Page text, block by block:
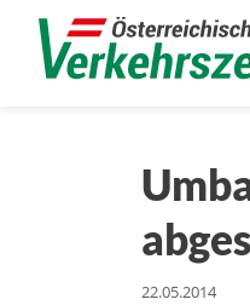
22.05.2014